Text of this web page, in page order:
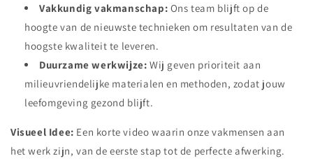
Vakkundig vakmanschap: Ons team blijft op de
hoogte van de nieuwste technieken om resultaten van de
hoogste kwaliteit te leveren.
Duurzame werkwijze: Wij geven prioriteit aan
milieuvriendelijke materialen en methoden, zodat jouw
leefomgeving gezond blijft.
Visueel Idee: Een korte video waarin onze vakmensen aan
het werk zijn, van de eerste stap tot de perfecte afwerking.